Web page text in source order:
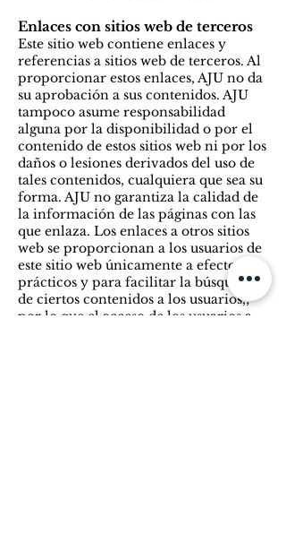
Enlaces con sitios web de terceros
Este sitio web contiene enlaces y
referencias a sitios web de terceros. Al
proporcionar estos enlaces, AJU no da
su aprobación a sus contenidos. AJU
tampoco asume responsabilidad
alguna por la disponibilidad o por el
contenido de estos sitios web ni por los
daños o lesiones derivados del uso de
tales contenidos, cualquiera que sea su
forma. AJU no garantiza la calidad de
la información de las páginas con las
que enlaza. Los enlaces a otros sitios
web se proporcionan a los usuarios de
este sitio web únicamente a efectos
prácticos y para facilitar la búsqueda
de ciertos contenidos a los usuarios,;
por lo que el acceso de los usuarios a